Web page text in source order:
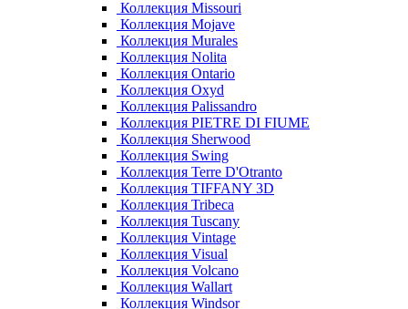
Коллекция Missouri
Коллекция Mojave
Коллекция Murales
Коллекция Nolita
Коллекция Ontario
Коллекция Oxyd
Коллекция Palissandro
Коллекция PIETRE DI FIUME
Коллекция Sherwood
Коллекция Swing
Коллекция Terre D'Otranto
Коллекция TIFFANY 3D
Коллекция Tribeca
Коллекция Tuscany
Коллекция Vintage
Коллекция Visual
Коллекция Volcano
Коллекция Wallart
Коллекция Windsor